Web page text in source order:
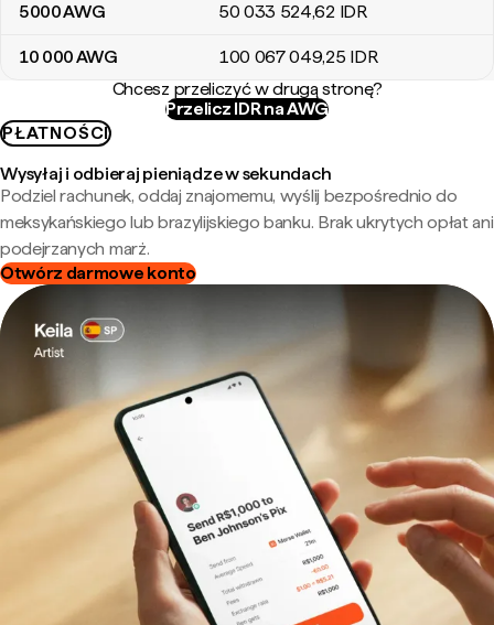
5000AWG 50 033 524,62 IDR
10 000AWG 100 067 049,25 IDR
Chcesz przeliczyć w drugą stronę?
Przelicz IDR na AWG
PŁATNOŚCI
Wysyłaj i odbieraj pieniądze w sekundach
Podziel rachunek, oddaj znajomemu, wyślij bezpośrednio do
meksykańskiego lub brazylijskiego banku. Brak ukrytych opłat ani
podejrzanych marż.
Otwórz darmowe konto